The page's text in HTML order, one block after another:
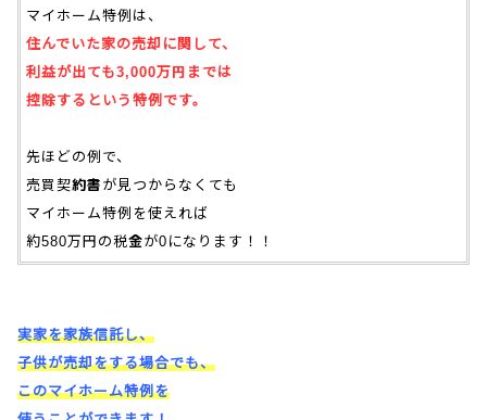
マイホーム特例は、
住んでいた家の売却に関して、
利益が出ても3,000万円までは
控除するという特例です。
先ほどの例で、
売買契約書が見つからなくても
マイホーム特例を使えれば
約580万円の税金が0になります！！
実家を家族信託し、
子供が売却をする場合でも、
このマイホーム特例を